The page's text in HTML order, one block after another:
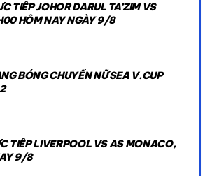
TIẾP JOHOR DARUL TA’ZIM VS
HÔM NAY NGÀY 9/8
BÓNG CHUYỀN NỮ SEA V.CUP
TIẾP LIVERPOOL VS AS MONACO,
9/8